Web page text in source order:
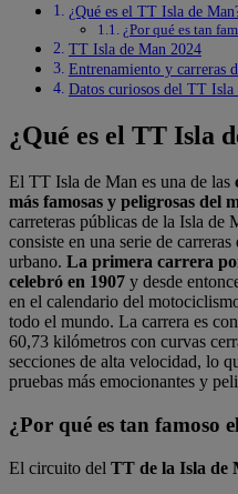
¿Qué es el TT Isla de
¿Por qué es tan
TT Isla de Man 2024
Entrenamiento y carreras
Datos curiosos del TT Isla
¿Qué es el TT Isla
El TT Isla de Man es una de las
más famosas y peligrosas del
carreteras públicas de la Isla de
consiste en una serie de
urbano. La primera carrera
celebró en 1907 y desde
en el calendario del
todo el mundo. La carrera es
60,73 kilómetros con curvas
secciones de alta velocidad, lo
pruebas más emocionantes y
¿Por qué es tan famoso
El circuito del TT de la Isla de